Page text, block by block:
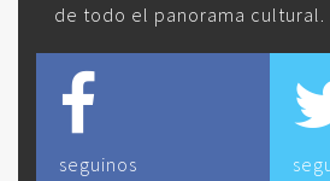
de todo el panorama cultural.
seguinos